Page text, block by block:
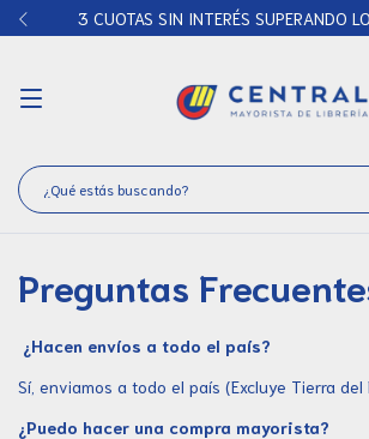
3 CUOTAS SIN INTERÉS SUPERANDO
Preguntas
¿Hacen envíos a todo el país?
Sí, enviamos a todo el país (Excluye Tierra del
¿Puedo hacer una compra mayorista?